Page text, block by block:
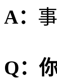
A：
Q：